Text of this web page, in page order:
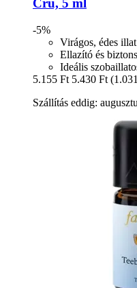
Cru, 5 ml
-5%
Virágos, édes illat
Ellazító és
Ideális
5.155 Ft 5.430 Ft
Szállítás eddig: